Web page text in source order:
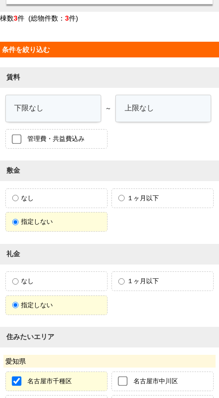
棟数3件 (総物件数： 3件)
条件を絞り込む
賃料
～
管理費・共益費込み
敷金
なし １ヶ月以下
指定しない
礼金
なし １ヶ月以下
指定しない
住みたいエリア
愛知県
名古屋市千種区 名古屋市中川区